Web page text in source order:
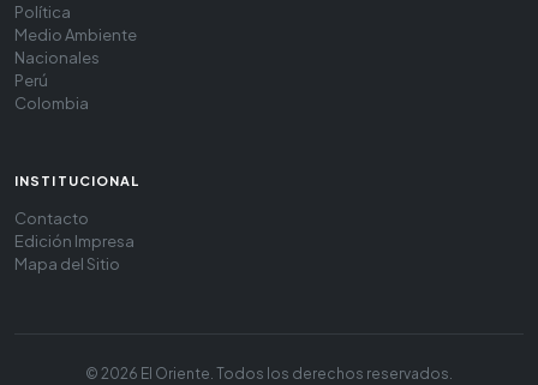
Política
Medio Ambiente
Nacionales
Perú
Colombia
INSTITUCIONAL
Contacto
Edición Impresa
Mapa del Sitio
© 2026 El Oriente. Todos los derechos reservados.